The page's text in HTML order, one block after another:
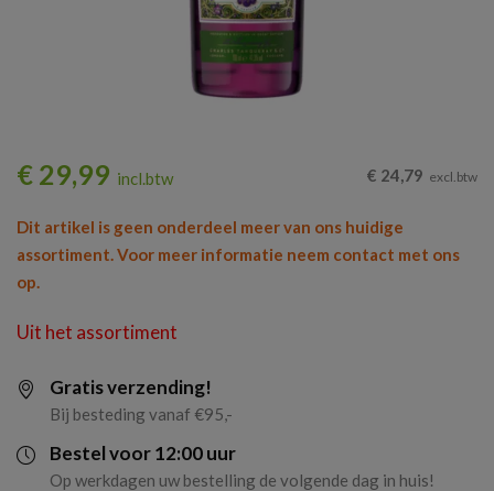
€ 29,99 incl.btw € 24,79 excl.btw
Dit artikel is geen onderdeel meer van ons huidige
assortiment. Voor meer informatie neem contact met ons
op.
Uit het assortiment
Gratis verzending!
Bij besteding vanaf €95,-
Bestel voor 12:00 uur
Op werkdagen uw bestelling de volgende dag in huis!